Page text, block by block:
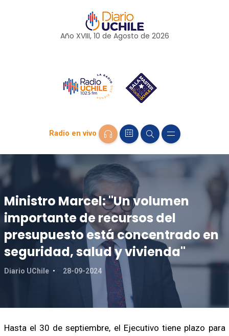
Año XVIII, 10 de Agosto de 2026
Radio en vivo
Ministro Marcel: "Un volumen
importante de recursos del
presupuesto está concentrado en
seguridad, salud y vivienda"
Diario UChile 28-09-2024
Hasta el 30 de septiembre, el Ejecutivo tiene plazo para